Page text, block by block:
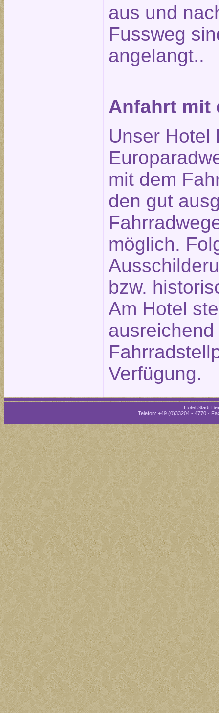
aus und
Fussweg
angelangt..
Anfahrt mit
Unser Hotel
mit dem
den gut
möglich.
bzw.
Am Hotel
Verfügung.
Hotel Stadt
Telefon: +49 (0)33204 - 4770 ·